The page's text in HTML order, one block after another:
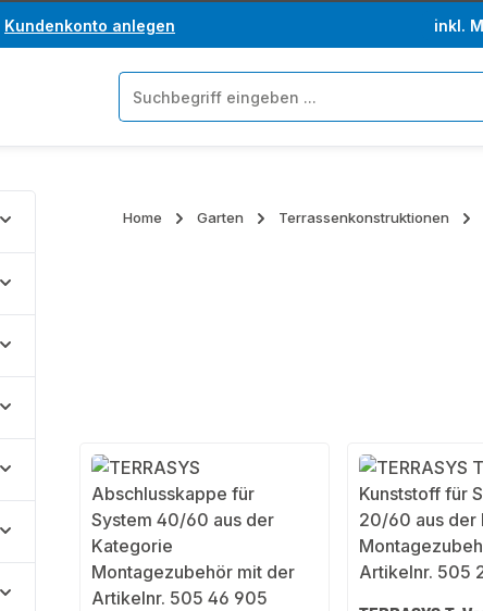
Kundenkonto anlegen inkl.
Home Garten Terrassenkonstruktionen